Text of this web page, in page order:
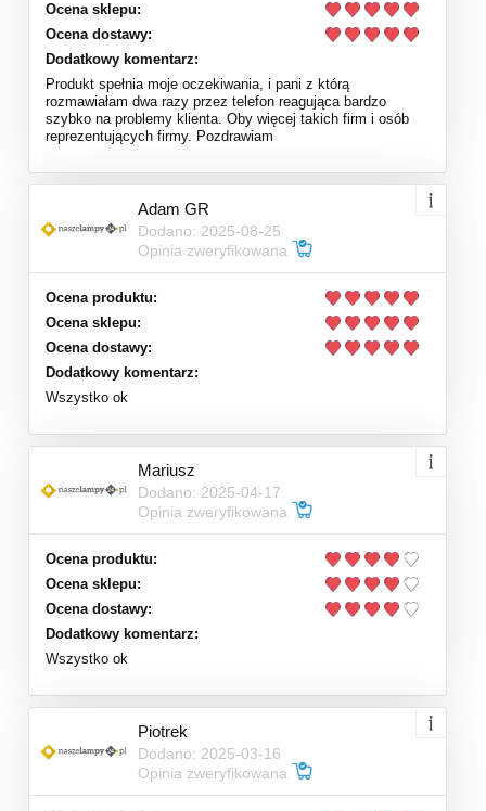
Ocena sklepu:
Ocena dostawy:
Dodatkowy komentarz:
Produkt spełnia moje oczekiwania, i pani z którą
rozmawiałam dwa razy przez telefon reagująca bardzo
szybko na problemy klienta. Oby więcej takich firm i osób
reprezentujących firmy. Pozdrawiam
Adam GR
Dodano: 2025-08-25
Opinia zweryfikowana
Ocena produktu:
Ocena sklepu:
Ocena dostawy:
Dodatkowy komentarz:
Wszystko ok
Mariusz
Dodano: 2025-04-17
Opinia zweryfikowana
Ocena produktu:
Ocena sklepu:
Ocena dostawy:
Dodatkowy komentarz:
Wszystko ok
Piotrek
Dodano: 2025-03-16
Opinia zweryfikowana